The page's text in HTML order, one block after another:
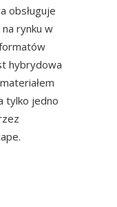
obsługuje
rynku w
hybrydowa
tylko jedno